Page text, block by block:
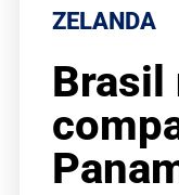
ZELANDA
Brasil